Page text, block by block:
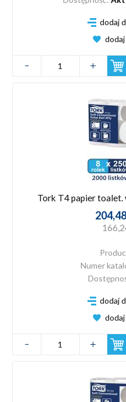
dodaj
Tork T4 papier toalet.
Numer
dodaj